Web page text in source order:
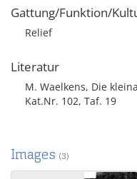
Gattung/Funktion/
Relief
Literatur
M. Waelkens, Die
Kat.Nr. 102, Taf. 19
Images (3)